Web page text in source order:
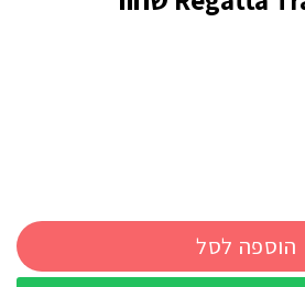
הוספה לסל